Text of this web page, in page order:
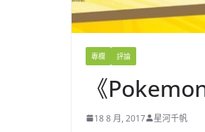
專欄 評論
《
18 8 月, 2017 星河千帆